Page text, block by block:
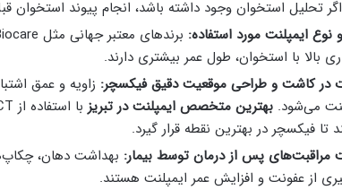
تحلیل استخوان وجود داشته باشد، انجام پیوند استخوان
نوع ایمپلنت مورد استفاده:
بالا با استخوان، طول عمر بیشتری دارند.
در کاشت و طراحی موقعیت دقیق فیکسچر: زاویه و عمق
می‌شود. بهترین متخصص ایمپلنت در تبریز
تا فیکسچر در بهترین نقطه قرار گیرد.
مراقبت‌های پس از درمان توسط بیمار: بهداشت دهان،
از عفونت و افزایش عمر ایمپلنت هستند.